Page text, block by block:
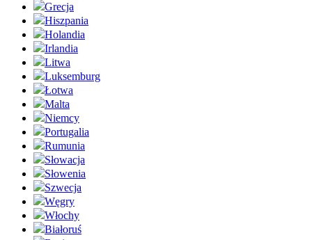
Grecja
Hiszpania
Holandia
Irlandia
Litwa
Luksemburg
Łotwa
Malta
Niemcy
Portugalia
Rumunia
Słowacja
Słowenia
Szwecja
Węgry
Włochy
Białoruś